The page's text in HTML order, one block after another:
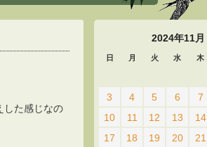
した感じなの
2024年11月
日 月 火 水 木
3
4 5 6 7
10
11 12 13 14
17
18 19 20 21